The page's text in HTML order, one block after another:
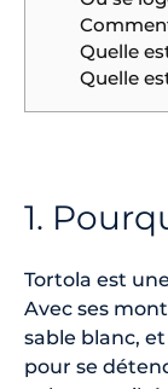
Quelle
Quelle
1.
Tortola est
Avec ses
sable blanc,
pour se